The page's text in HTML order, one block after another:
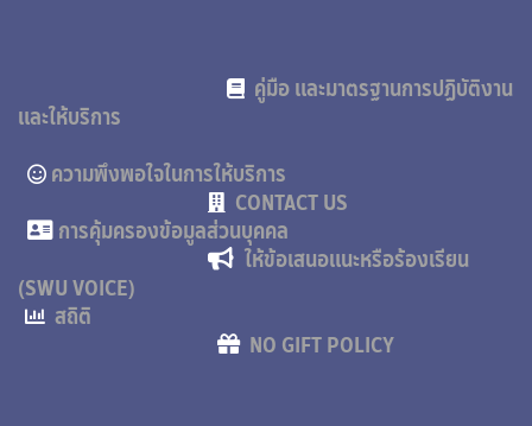
คู่มือ และมาตรฐานการปฏิบัติงาน
และให้บริการ
ความพึงพอใจในการให้บริการ
CONTACT US
การคุ้มครองข้อมูลส่วนบุคคล
ให้ข้อเสนอแนะหรือร้องเรียน
(SWU VOICE)
สถิติ
NO GIFT POLICY